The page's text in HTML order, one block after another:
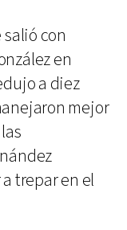
con
en
a diez
mejor
trepar en el